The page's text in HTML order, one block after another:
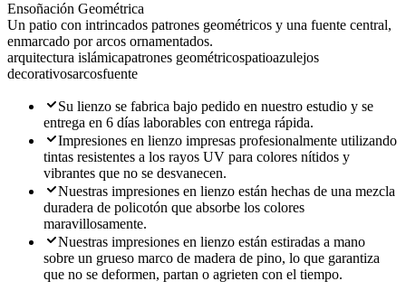
Ensoñación Geométrica
Un patio con intrincados patrones geométricos y una fuente central,
enmarcado por arcos ornamentados.
arquitectura islámicapatrones geométricospatioazulejos
decorativosarcosfuente
Su lienzo se fabrica bajo pedido en nuestro estudio y se
entrega en 6 días laborables con entrega rápida.
Impresiones en lienzo impresas profesionalmente utilizando
tintas resistentes a los rayos UV para colores nítidos y
vibrantes que no se desvanecen.
Nuestras impresiones en lienzo están hechas de una mezcla
duradera de policotón que absorbe los colores
maravillosamente.
Nuestras impresiones en lienzo están estiradas a mano
sobre un grueso marco de madera de pino, lo que garantiza
que no se deformen, partan o agrieten con el tiempo.